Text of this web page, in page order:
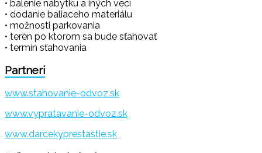
• balenie nábytku a iných vecí
• dodanie baliaceho materiálu
• možnosti parkovania
• terén po ktorom sa bude sťahovať
• termín sťahovania
Partneri
www.stahovanie-odvoz.sk
www.vypratavanie-odvoz.sk
www.darcekyprestastie.sk